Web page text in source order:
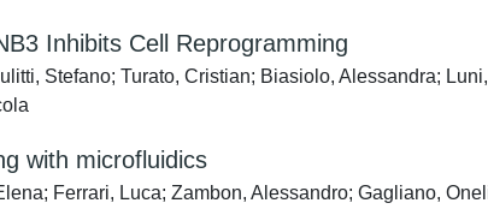
Inhibits Cell Reprogramming
Stefano; Turato, Cristian; Biasiolo, Alessandra;
with microfluidics
Ferrari, Luca; Zambon, Alessandro; Gagliano,